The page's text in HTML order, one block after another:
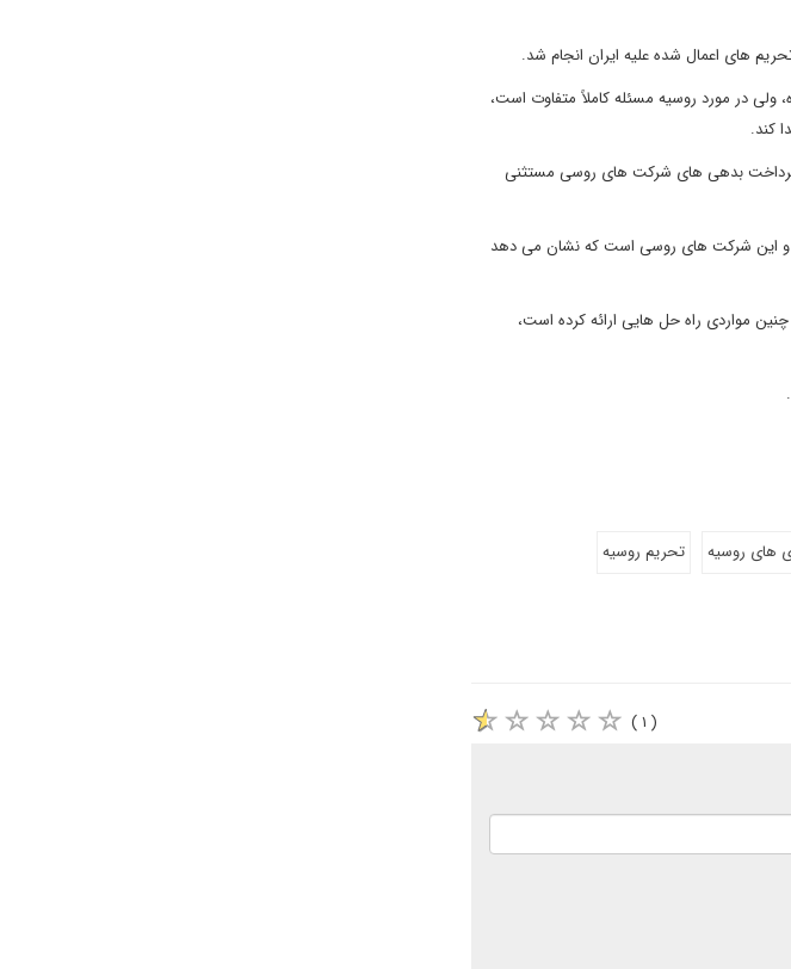
های اعمال شده علیه ایران انجام شد.
ولی در مورد روسیه مسئله کاملاً متفاوت است،
کند.
پرداخت بدهی های شرکت های روسی مستثنی
و این شرکت های روسی است که نشان می دهد
مواردی راه حل هایی ارائه کرده است،
های روسیه
تحریم روسیه
( ۱ )